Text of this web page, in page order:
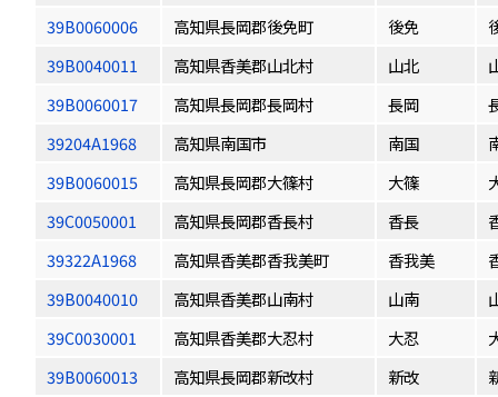
39B0060006
高知県長岡郡後免町 後免
39B0040011
高知県香美郡山北村 山北
39B0060017
高知県長岡郡長岡村 長岡
39204A1968
高知県南国市 南国
39B0060015
高知県長岡郡大篠村 大篠
39C0050001
高知県長岡郡香長村 香長
39322A1968
高知県香美郡香我美町 香我美
39B0040010
高知県香美郡山南村 山南
39C0030001
高知県香美郡大忍村 大忍
39B0060013
高知県長岡郡新改村 新改